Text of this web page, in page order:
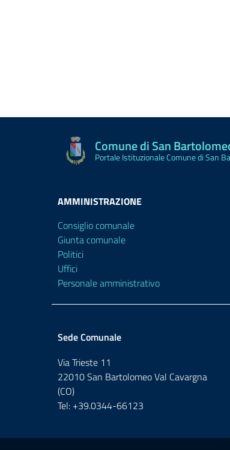
Comune di San
Portale Istituzionale Comune di San
AMMINISTRAZIONE
Consiglio comunale
Giunta comunale
Politici
Uffici
Personale amministrativo
Sede Comunale
Via Trieste 11
22010 San Bartolomeo Val Cavargna
(CO)
Tel: +39.0344-66123